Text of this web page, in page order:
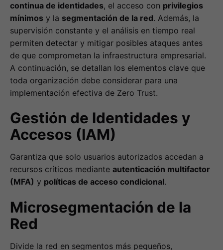
continua de identidades, el acceso con privilegios
mínimos y la segmentación de la red. Además, la
supervisión constante y el análisis en tiempo real
permiten detectar y mitigar posibles ataques antes
de que comprometan la infraestructura empresarial.
A continuación, se detallan los elementos clave que
toda organización debe considerar para una
implementación efectiva de Zero Trust.
Gestión de Identidades y
Accesos (IAM)
Garantiza que solo usuarios autorizados accedan a
recursos críticos mediante autenticación multifactor
(MFA) y políticas de acceso condicional.
Microsegmentación de la
Red
Divide la red en segmentos más pequeños,